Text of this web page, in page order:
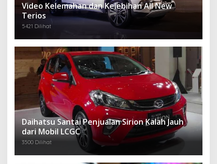
Video Kelemahan dan Kelebihan All New
Terios
5421 Dilihat
Daihatsu Santai Penjualan Sirion Kalah Jauh
dari Mobil LCGC
3500 Dilihat